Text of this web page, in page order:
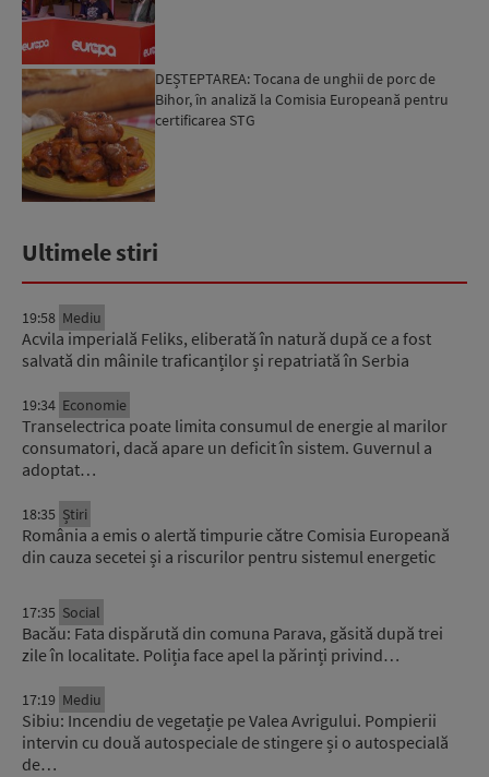
DEȘTEPTAREA: Tocana de unghii de porc de
Bihor, în analiză la Comisia Europeană pentru
certificarea STG
Ultimele stiri
19:58 Mediu
Acvila imperială Feliks, eliberată în natură după ce a fost
salvată din mâinile traficanților și repatriată în Serbia
19:34 Economie
Transelectrica poate limita consumul de energie al marilor
consumatori, dacă apare un deficit în sistem. Guvernul a
adoptat…
18:35 Știri
România a emis o alertă timpurie către Comisia Europeană
din cauza secetei și a riscurilor pentru sistemul energetic
17:35 Social
Bacău: Fata dispărută din comuna Parava, găsită după trei
zile în localitate. Poliția face apel la părinți privind…
17:19 Mediu
Sibiu: Incendiu de vegetație pe Valea Avrigului. Pompierii
intervin cu două autospeciale de stingere și o autospecială
de…